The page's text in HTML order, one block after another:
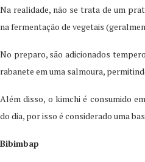
Na realidade, não se trata de um
na fermentação de vegetais
No preparo, são adicionados
rabanete em uma salmoura,
Além disso, o kimchi é consumido
do dia, por isso é considerado uma
Bibimbap